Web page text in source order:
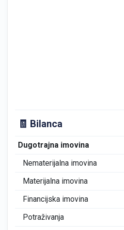
🧾 Bilanca
Dugotrajna imovina
Nematerijalna imovina
Materijalna imovina
Financijska imovina
Potraživanja